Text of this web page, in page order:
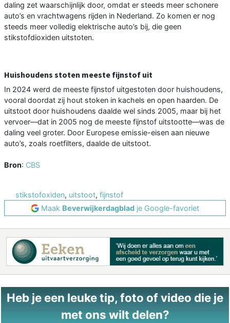
daling zet waarschijnlijk door, omdat er steeds meer schonere
auto’s en vrachtwagens rijden in Nederland. Zo komen er nog
steeds meer volledig elektrische auto’s bij, die geen
stikstofdioxiden uitstoten.
Huishoudens stoten meeste fijnstof uit
In 2024 werd de meeste fijnstof uitgestoten door huishoudens,
vooral doordat zij hout stoken in kachels en open haarden. De
uitstoot door huishoudens daalde wel sinds 2005, maar bij het
vervoer—dat in 2005 nog de meeste fijnstof uitstootte—was de
daling veel groter. Door Europese emissie-eisen aan nieuwe
auto’s, zoals roetfilters, daalde de uitstoot.
Bron: CBS
stikstofoxiden, uitstoot, fijnstof
Maak Beverwijkerdagblad je Google-favoriet
Heb je een leuke tip, foto of video die je
met ons wilt delen?